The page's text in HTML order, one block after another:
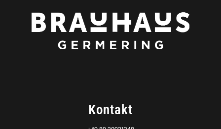
Kontakt